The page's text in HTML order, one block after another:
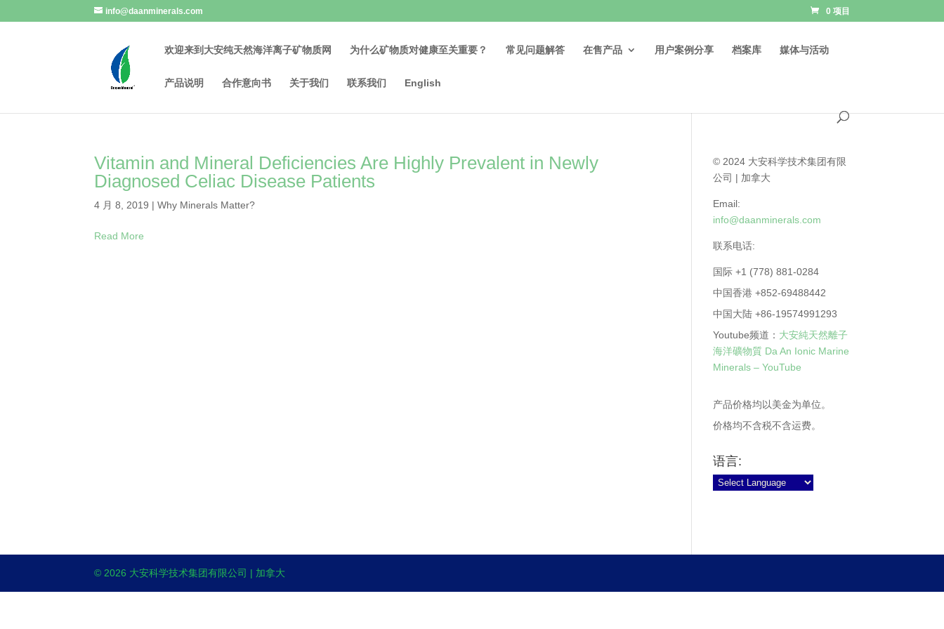
info@daanminerals.com 0 项目
欢迎来到大安纯天然海洋离子矿物质网 为什么矿物质对健康至关重要？ 常见问题解答 在售产品 用户案例分享 档案库 媒体与活动
产品说明 合作意向书 关于我们 联系我们 English
Vitamin and Mineral Deficiencies Are Highly Prevalent in Newly
Diagnosed Celiac Disease Patients
4 月 8, 2019 |Why Minerals Matter?
Read More
© 2024 大安科学技术集团有限
公司 | 加拿大
Email:
info@daanminerals.com
联系电话:
国际 +1 (778) 881-0284
中国香港 +852-69488442
中国大陆 +86-19574991293
Youtube频道： 大安純天然離子
海洋礦物質 Da An Ionic Marine
Minerals – YouTube
产品价格均以美金为单位。
价格均不含税不含运费。
语言:
© 2026 大安科学技术集团有限公司 | 加拿大